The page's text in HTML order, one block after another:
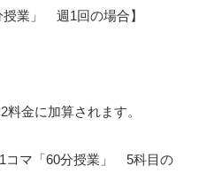
業」 週1回の場合】
料金に加算されます。
コマ「60分授業」 5科目の